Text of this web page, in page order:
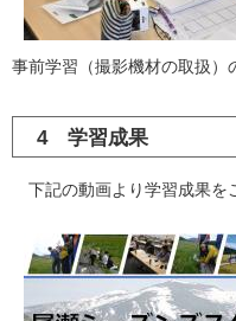
事前学習（撮影機材の取扱）
4 学習成果
下記の動画より学習成果を